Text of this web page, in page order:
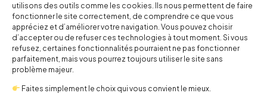
utilisons des outils comme les cookies. Ils nous permettent de faire
fonctionner le site correctement, de comprendre ce que vous
appréciez et d’améliorer votre navigation. Vous pouvez choisir
d’accepter ou de refuser ces technologies à tout moment. Si vous
refusez, certaines fonctionnalités pourraient ne pas fonctionner
parfaitement, mais vous pourrez toujours utiliser le site sans
problème majeur.
Faites simplement le choix qui vous convient le mieux.
contact@popnbaby.com
+33 01 64 62 14 89
Follow us